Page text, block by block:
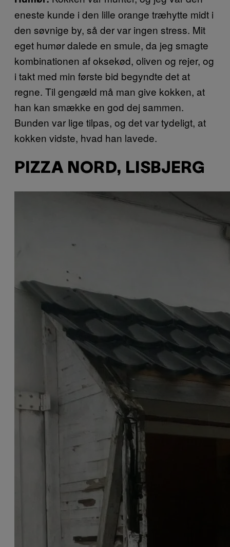
eneste kunde i den lille orange træhytte midt i
den søvnige by, så der var ingen stress. Mit
eget humør dalede en smule, da jeg smagte
kombinationen af oksekød, oliven og rejer, og
i takt med min første bid begyndte det at
regne. Til gengæld må man give kokken, at
han kan smække en god dej sammen.
Bunden var lige tilpas, og det var tydeligt, at
kokken vidste, hvad han lavede.
PIZZA NORD, LISBJERG